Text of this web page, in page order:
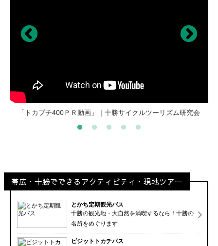
「トカプチ400ＰＲ動画」｜十勝サイクルツーリズム研究会
「十勝観光プロモーションビデオ」｜北海道
「新得町観光ビデオ「いらっしゃいしんとく」｜北海道
「鹿追町観光PRビデオ」｜北海道
いただきますカンパニー オンラインツアー 菜の花畑｜北海道
帯広・十勝でできるアクティビティ・現地ツアー
とかち定期観光バス
十勝の観光地・大自然を満喫するなら！十勝の
名所をめぐります
ビジットトカチパス